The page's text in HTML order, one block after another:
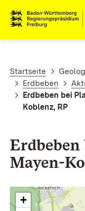
Startseite
Erdbeben
Erdbeben bei
Koblenz, RP
Mayen-
+